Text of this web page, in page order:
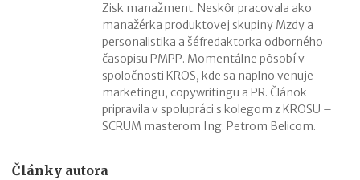
Zisk manažment. Neskôr pracovala ako
manažérka produktovej skupiny Mzdy a
personalistika a šéfredaktorka odborného
časopisu PMPP. Momentálne pôsobí v
spoločnosti KROS, kde sa naplno venuje
marketingu, copywritingu a PR. Článok
pripravila v spolupráci s kolegom z KROSU –
SCRUM masterom Ing. Petrom Belicom.
Články autora